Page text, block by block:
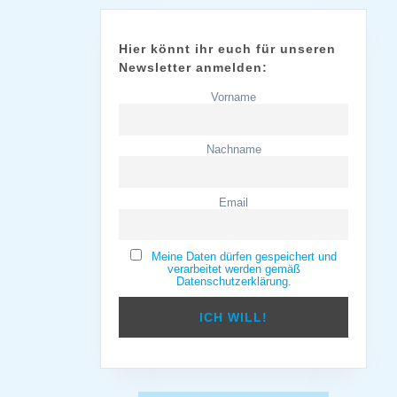
Hier könnt ihr euch für unseren
Newsletter anmelden:
Vorname
Nachname
Email
Meine Daten dürfen gespeichert und
verarbeitet werden gemäß
Datenschutzerklärung.